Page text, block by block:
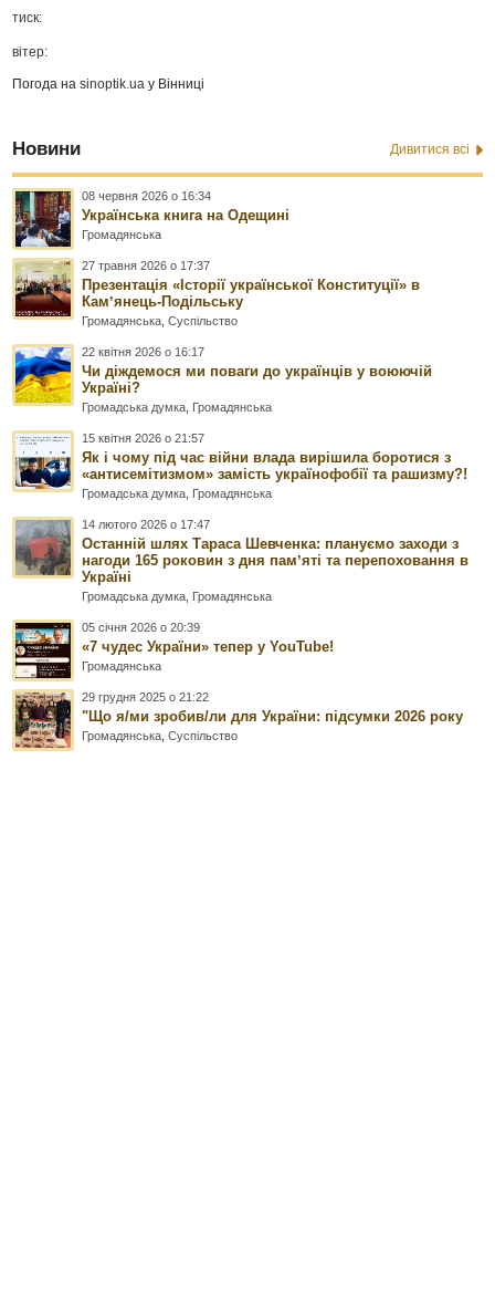
тиск:
вітер:
Погода наsinoptik.ua у Вінниці
Новини Дивитися всі
08 червня 2026 о 16:34
Українська книга на Одещині
Громадянська
27 травня 2026 о 17:37
Презентація «Історії української Конституції» в
Камʼянець-Подільську
Громадянська,Суспільство
22 квітня 2026 о 16:17
Чи діждемося ми поваги до українців у воюючій
Україні?
Громадська думка, Громадянська
15 квітня 2026 о 21:57
Як і чому під час війни влада вирішила боротися з
«антисемітизмом» замість українофобії та рашизму?!
Громадська думка, Громадянська
14 лютого 2026 о 17:47
Останній шлях Тараса Шевченка: плануємо заходи з
нагоди 165 роковин з дня памʼяті та перепоховання в
Україні
Громадська думка, Громадянська
05 січня 2026 о 20:39
«7 чудес України» тепер у YouTube!
Громадянська
29 грудня 2025 о 21:22
"Що я/ми зробив/ли для України: підсумки 2026 року
Громадянська,Суспільство